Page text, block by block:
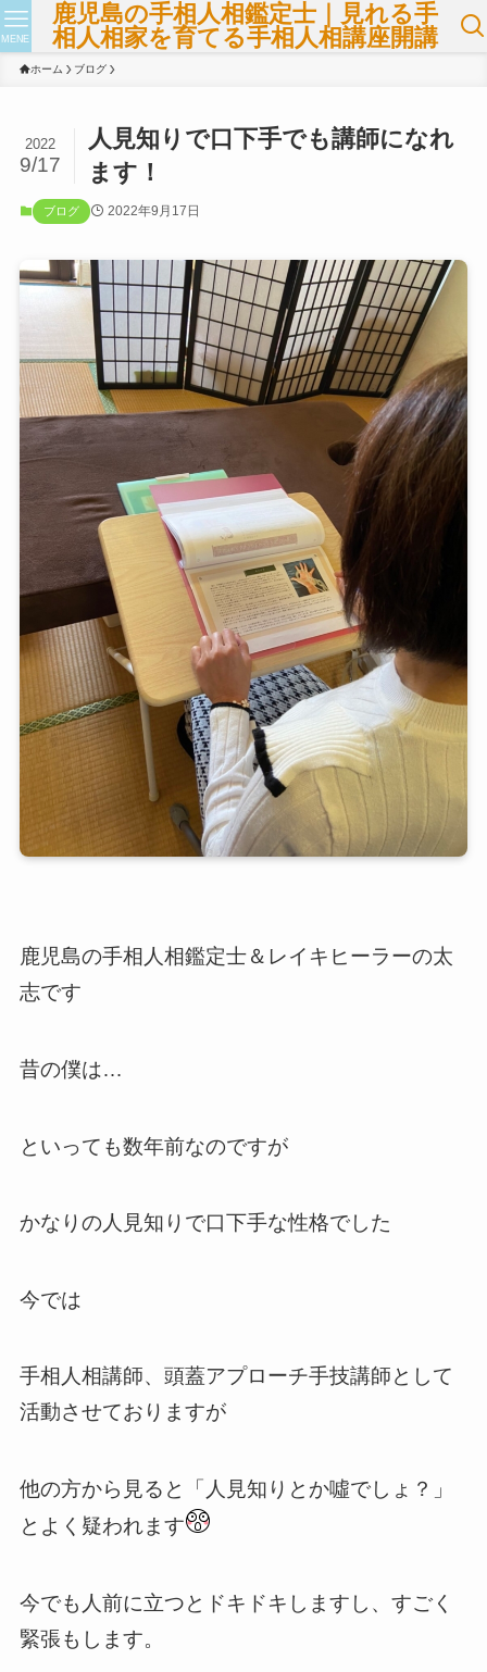
鹿児島の手相人相鑑定士｜見れる手
相人相家を育てる手相人相講座開講
MENE
ホーム ブログ
人見知りで口下手でも講師になれ
ます！
2022
9/17
ブログ 2022年9月17日
鹿児島の手相人相鑑定士＆レイキヒーラーの太
志です
昔の僕は…
といっても数年前なのですが
かなりの人見知りで口下手な性格でした
今では
手相人相講師、頭蓋アプローチ手技講師として
活動させておりますが
他の方から見ると「人見知りとか噓でしょ？」
とよく疑われます
今でも人前に立つとドキドキしますし、すごく
緊張もします。